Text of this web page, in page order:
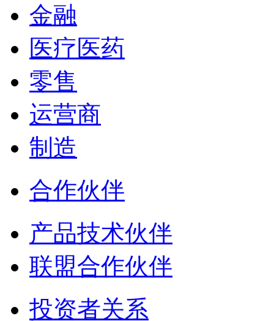
金融
医疗医药
零售
运营商
制造
合作伙伴
产品技术伙伴
联盟合作伙伴
投资者关系